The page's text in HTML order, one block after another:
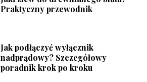
Praktyczny przewodnik
Jak podłączyć wyłącznik
nadprądowy? Szczegółowy
poradnik krok po kroku